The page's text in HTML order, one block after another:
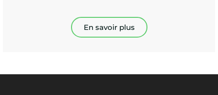
En savoir plus